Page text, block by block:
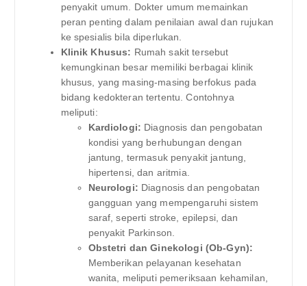
penyakit umum. Dokter umum memainkan
peran penting dalam penilaian awal dan rujukan
ke spesialis bila diperlukan.
Klinik Khusus: Rumah sakit tersebut
kemungkinan besar memiliki berbagai klinik
khusus, yang masing-masing berfokus pada
bidang kedokteran tertentu. Contohnya
meliputi:
Kardiologi: Diagnosis dan pengobatan
kondisi yang berhubungan dengan
jantung, termasuk penyakit jantung,
hipertensi, dan aritmia.
Neurologi: Diagnosis dan pengobatan
gangguan yang mempengaruhi sistem
saraf, seperti stroke, epilepsi, dan
penyakit Parkinson.
Obstetri dan Ginekologi (Ob-Gyn):
Memberikan pelayanan kesehatan
wanita, meliputi pemeriksaan kehamilan,